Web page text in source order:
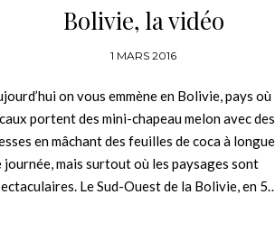
Bolivie, la vidéo
1 MARS 2016
on vous emmène en Bolivie, pays où
portent des mini-chapeau melon avec des
en mâchant des feuilles de coca à
journée, mais surtout où les paysages sont
Le Sud-Ouest de la Bolivie, en